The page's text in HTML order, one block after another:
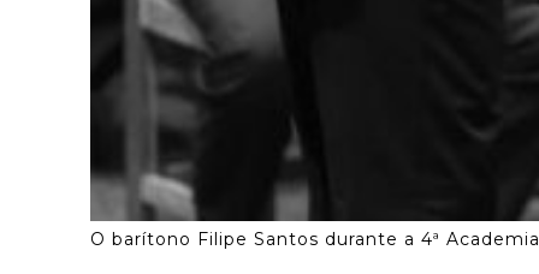
O barítono Filipe Santos durante a 4ª